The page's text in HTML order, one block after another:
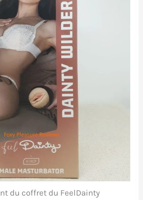
du coffret du FeelDainty